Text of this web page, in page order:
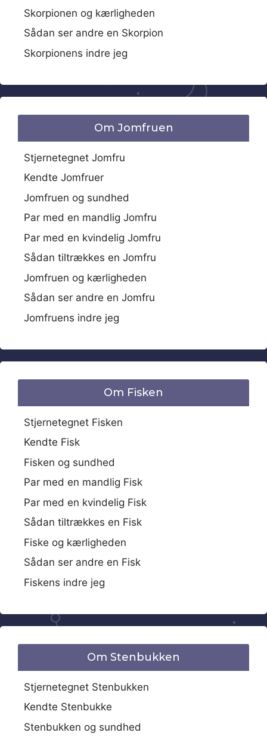
Skorpionen og kærligheden
Sådan ser andre en Skorpion
Skorpionens indre jeg
Om Jomfruen
Stjernetegnet Jomfru
Kendte Jomfruer
Jomfruen og sundhed
Par med en mandlig Jomfru
Par med en kvindelig Jomfru
Sådan tiltrækkes en Jomfru
Jomfruen og kærligheden
Sådan ser andre en Jomfru
Jomfruens indre jeg
Om Fisken
Stjernetegnet Fisken
Kendte Fisk
Fisken og sundhed
Par med en mandlig Fisk
Par med en kvindelig Fisk
Sådan tiltrækkes en Fisk
Fiske og kærligheden
Sådan ser andre en Fisk
Fiskens indre jeg
Om Stenbukken
Stjernetegnet Stenbukken
Kendte Stenbukke
Stenbukken og sundhed